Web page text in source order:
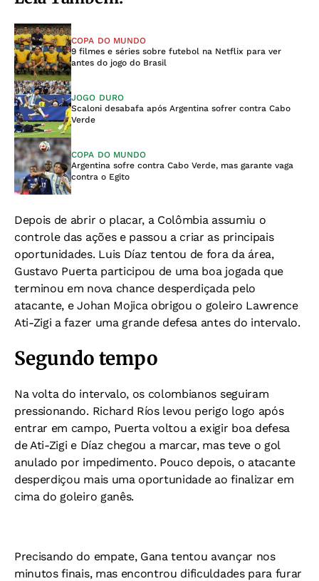
COPA DO MUNDO
9 filmes e séries sobre futebol na Netflix para ver
antes do jogo do Brasil
JOGO DURO
Scaloni desabafa após Argentina sofrer contra Cabo
Verde
COPA DO MUNDO
Argentina sofre contra Cabo Verde, mas garante vaga
contra o Egito
Depois de abrir o placar, a Colômbia assumiu o
controle das ações e passou a criar as principais
oportunidades. Luis Díaz tentou de fora da área,
Gustavo Puerta participou de uma boa jogada que
terminou em nova chance desperdiçada pelo
atacante, e Johan Mojica obrigou o goleiro Lawrence
Ati-Zigi a fazer uma grande defesa antes do intervalo.
Segundo tempo
Na volta do intervalo, os colombianos seguiram
pressionando. Richard Ríos levou perigo logo após
entrar em campo, Puerta voltou a exigir boa defesa
de Ati-Zigi e Díaz chegou a marcar, mas teve o gol
anulado por impedimento. Pouco depois, o atacante
desperdiçou mais uma oportunidade ao finalizar em
cima do goleiro ganês.
Precisando do empate, Gana tentou avançar nos
minutos finais, mas encontrou dificuldades para furar